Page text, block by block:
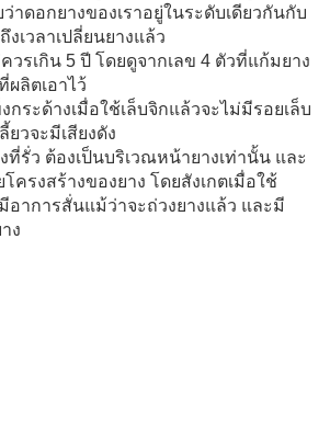
าดอกยางของเราอยู่ในระดับเดียวกันกับ
เวลาเปลี่ยนยางแล้ว
วรเกิน 5 ปี โดยดูจากเลข 4 ตัวที่แก้มยาง
ลิตเอาไว้
กระด้างเมื่อใช้เล็บจิกแล้วจะไม่มีรอยเล็บ
ยวจะมีเสียงดัง
ที่รั่ว ต้องเป็นบริเวณหน้ายางเท่านั้น และ
ครงสร้างของยาง โดยสังเกตเมื่อใช้
อาการสั่นแม้ว่าจะถ่วงยางแล้ว และมี
ง